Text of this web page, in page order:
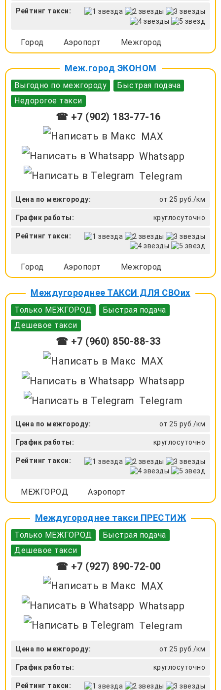
Рейтинг такси:
Город Аэропорт Межгород
Меж.город ЭКОНОМ
Выгодно по межгороду
Быстрая подача
Недорогое такси
☎ +7 (902) 183-77-16
MAX
Whatsapp
Telegram
Цена по межгороду: от 25 руб./км
График работы: круглосуточно
Рейтинг такси:
Город Аэропорт Межгород
Междугороднее ТАКСИ ДЛЯ СВОих
Только МЕЖГОРОД
Быстрая подача
Дешевое такси
☎ +7 (960) 850-88-33
MAX
Whatsapp
Telegram
Цена по межгороду: от 25 руб./км
График работы: круглосуточно
Рейтинг такси:
МЕЖГОРОД Аэропорт
Междугороднее такси ПРЕСТИЖ
Только МЕЖГОРОД
Быстрая подача
Дешевое такси
☎ +7 (927) 890-72-00
MAX
Whatsapp
Telegram
Цена по межгороду: от 25 руб./км
График работы: круглосуточно
Рейтинг такси: